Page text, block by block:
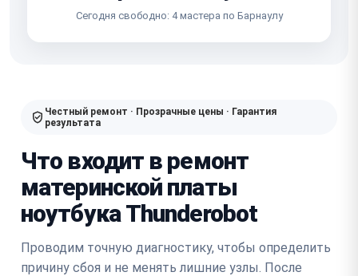
Сегодня свободно: 4 мастера по Барнаулу
Честный ремонт · Прозрачные цены · Гарантия
результата
Что входит в ремонт
материнской платы
ноутбука Thunderobot
Проводим точную диагностику, чтобы определить
причину сбоя и не менять лишние узлы. После